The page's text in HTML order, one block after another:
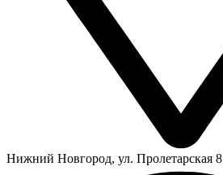
Нижний Новгород, ул. Пролетарская 8